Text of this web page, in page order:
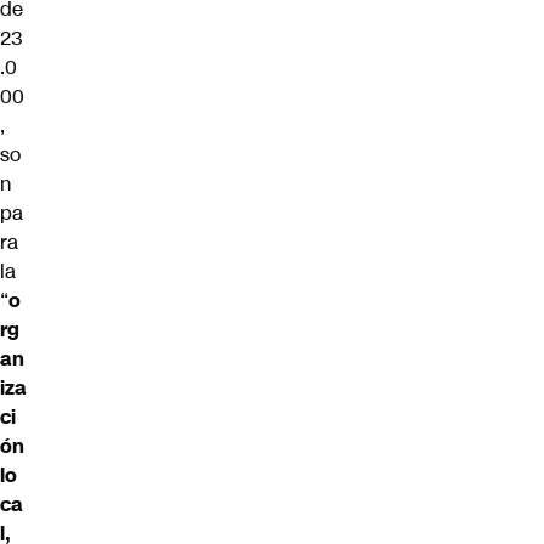
de
23
.0
00
,
so
n
pa
ra
la
“o
rg
an
iza
ci
ón
lo
ca
l,